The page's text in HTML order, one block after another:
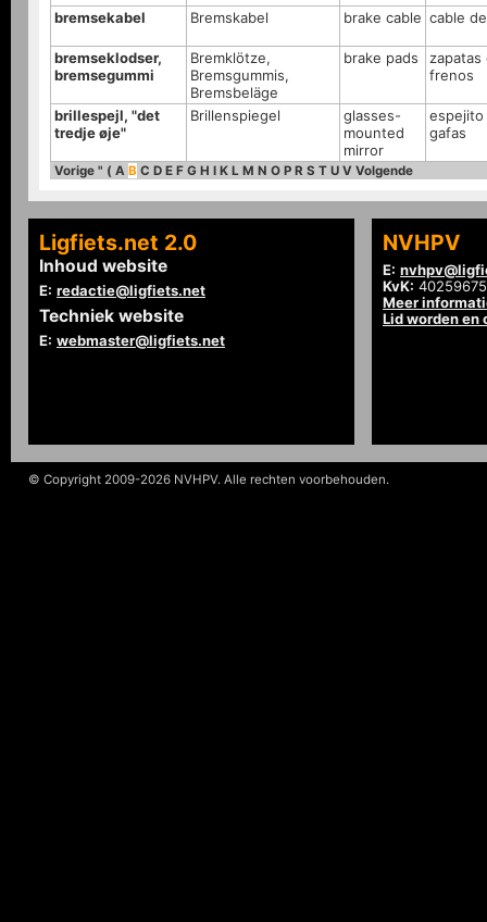
bremsekabel Bremskabel brake cable cable
bremseklodser,
bremsegummi
Bremklötze,
Bremsgummis,
Bremsbeläge
brake pads
zapatas
frenos
brillespejl, "det
tredje øje"
Brillenspiegel
glasses-
mounted
mirror
espejito
gafas
Vorige " ( A B C D E F G H I K L M N O P R S T U V Volgende
Ligfiets.net 2.0
Inhoud website
E: redactie@ligfiets.net
Techniek website
E: webmaster@ligfiets.net
NVHPV
E:
KvK: 40259675
Meer
Lid worden en
© Copyright 2009-2026 NVHPV. Alle rechten voorbehouden.